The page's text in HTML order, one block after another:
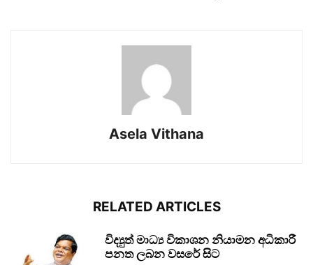
Asela Vithana
RELATED ARTICLES
විද්‍යුත් මාධ්‍ය විකාශන නියාමන අධිකාරී
පනත ලබන වසරේ සිට